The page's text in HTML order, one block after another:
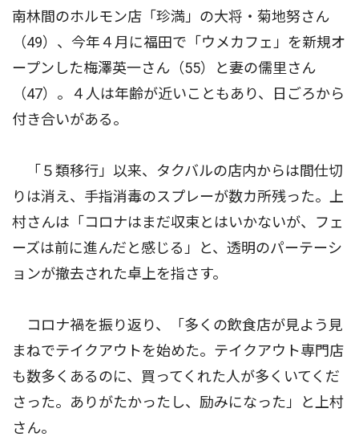
南林間のホルモン店「珍満」の大将・菊地努さん
（49）、今年４月に福田で「ウメカフェ」を新規オ
ープンした梅澤英一さん（55）と妻の儒里さん
（47）。４人は年齢が近いこともあり、日ごろから
付き合いがある。
「５類移行」以来、タクバルの店内からは間仕切
りは消え、手指消毒のスプレーが数カ所残った。上
村さんは「コロナはまだ収束とはいかないが、フェ
ーズは前に進んだと感じる」と、透明のパーテーシ
ョンが撤去された卓上を指さす。
コロナ禍を振り返り、「多くの飲食店が見よう見
まねでテイクアウトを始めた。テイクアウト専門店
も数多くあるのに、買ってくれた人が多くいてくだ
さった。ありがたかったし、励みになった」と上村
さん。